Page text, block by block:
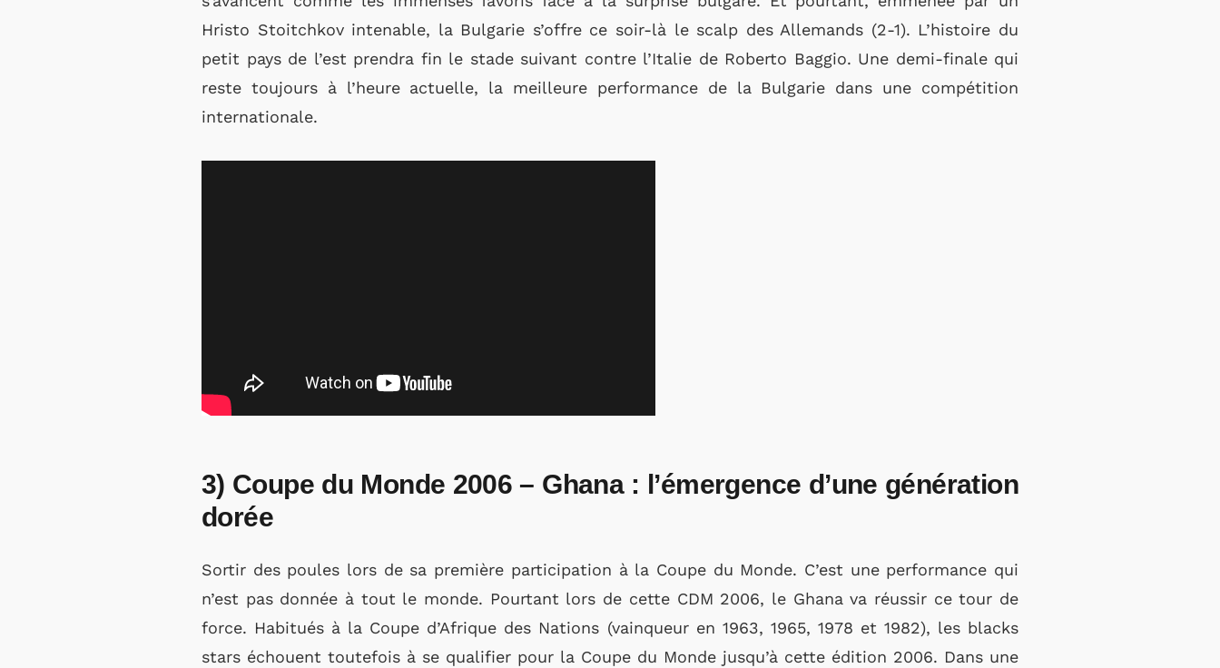
Hristo Stoitchkov intenable, la Bulgarie s’offre ce soir-là le scalp des Allemands (2-1). L’histoire du
petit pays de l’est prendra fin le stade suivant contre l’Italie de Roberto Baggio. Une demi-finale qui
reste toujours à l’heure actuelle, la meilleure performance de la Bulgarie dans une compétition
internationale.
3) Coupe du Monde 2006 – Ghana : l’émergence d’une génération
dorée
Sortir des poules lors de sa première participation à la Coupe du Monde. C’est une performance qui
n’est pas donnée à tout le monde. Pourtant lors de cette CDM 2006, le Ghana va réussir ce tour de
force. Habitués à la Coupe d’Afrique des Nations (vainqueur en 1963, 1965, 1978 et 1982), les blacks
stars échouent toutefois à se qualifier pour la Coupe du Monde jusqu’à cette édition 2006. Dans une